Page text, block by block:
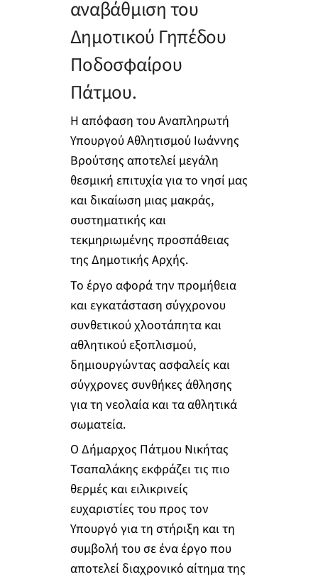
αναβάθμιση του
Δημοτικού Γηπέδου
Ποδοσφαίρου
Πάτμου.
Η απόφαση του Αναπληρωτή
Υπουργού Αθλητισμού Ιωάννης
Βρούτσης αποτελεί μεγάλη
θεσμική επιτυχία για το νησί μας
και δικαίωση μιας μακράς,
συστηματικής και
τεκμηριωμένης προσπάθειας
της Δημοτικής Αρχής.
Το έργο αφορά την προμήθεια
και εγκατάσταση σύγχρονου
συνθετικού χλοοτάπητα και
αθλητικού εξοπλισμού,
δημιουργώντας ασφαλείς και
σύγχρονες συνθήκες άθλησης
για τη νεολαία και τα αθλητικά
σωματεία.
Ο Δήμαρχος Πάτμου Νικήτας
Τσαπαλάκης εκφράζει τις πιο
θερμές και ειλικρινείς
ευχαριστίες του προς τον
Υπουργό για τη στήριξη και τη
συμβολή του σε ένα έργο που
αποτελεί διαχρονικό αίτημα της